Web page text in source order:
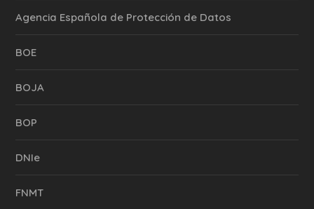
Agencia Española de Protección de Datos
BOE
BOJA
BOP
DNIe
FNMT